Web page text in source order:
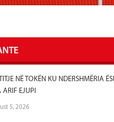
NË TOKËN KU NDERSHMËRIA
ARIF EJUPI
5, 2026